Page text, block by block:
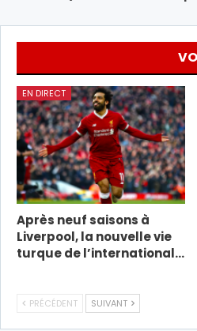
EN DIRECT
Après neuf saisons à
Liverpool, la nouvelle vie
turque de l’international…
PRÉCÉDENT SUIVANT